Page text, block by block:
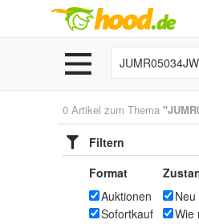
0 Artikel zum Thema
Filtern
Format
Auktionen
Sofortkauf
Neu
Wie